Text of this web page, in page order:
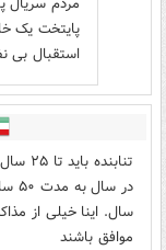
پایتخت یک
استقبال بی
سال. اینا خیلی از
موافق باشند